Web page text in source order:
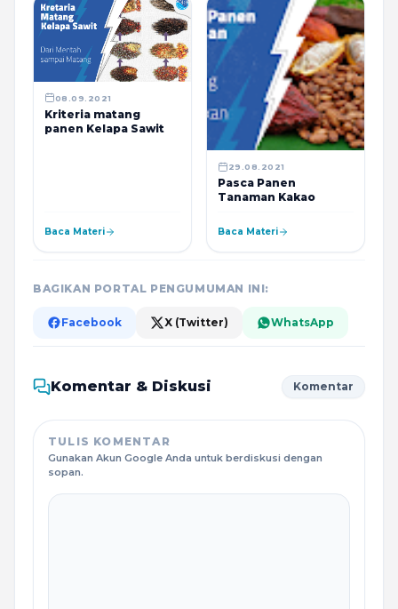
08.09.2021
Kriteria matang
panen Kelapa Sawit
Baca Materi
29.08.2021
Pasca Panen
Tanaman Kakao
Baca Materi
BAGIKAN PORTAL PENGUMUMAN INI:
Facebook X (Twitter) WhatsApp
Komentar & Diskusi Komentar
TULIS KOMENTAR
Gunakan Akun Google Anda untuk berdiskusi dengan
sopan.